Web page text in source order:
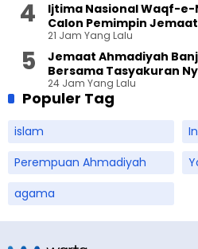
Ijtima Nasional Waqf-
Calon Pemimpin
21 Jam Yang Lalu
Jemaat Ahmadiyah
Bersama Tasyakuran
24 Jam Yang Lalu
Populer Tag
islam
Perempuan Ahmadiyah
agama